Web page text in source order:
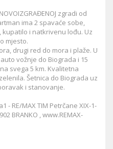
zgradi od
ima 2 spavaće sobe,
i natkrivenu lođu. Uz
mjesto.
drugi red do mora i plaže. U
vožnje do Biograda i 15
svega 5 km. Kvalitetna
Šetnica do Biograda uz
i stanovanje.
- RE/MAX TIM Petrčane XIX-1-
BRANKO , www.REMAX-